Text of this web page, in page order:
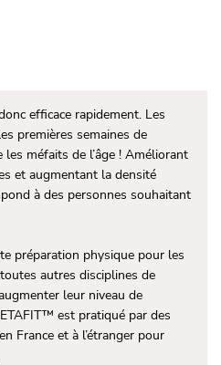
efficace rapidement. Les
premières semaines de
méfaits de l’âge ! Améliorant
et augmentant la densité
à des personnes souhaitant
préparation physique pour les
autres disciplines de
leur niveau de
est pratiqué par des
France et à l’étranger pour